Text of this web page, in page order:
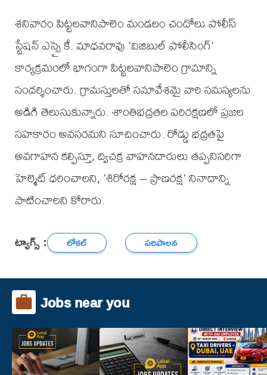
శనివారం పిట్టలవానిపాలెం మండలం చందోలు పోలీస్
స్టేషన్ ఎస్సై కే. మాధవరావు 'విజిబుల్ పోలీసింగ్'
కార్యక్రమంలో భాగంగా పిట్టలవానిపాలెం గ్రామాన్ని
సందర్శించారు. గ్రామస్తులతో సమావేశమై వారి సమస్యలను
అడిగి తెలుసుకున్నారు. శాంతిభద్రతల పరిరక్షణలో ప్రజల
సహకారం అవసరమని సూచించారు. రోడ్డు భద్రతపై
అవగాహన కల్పిస్తూ, ద్విచక్ర వాహనదారులు తప్పనిసరిగా
హెల్మెట్ ధరించాలని, 'శిరోరక్ష – ప్రాణరక్ష' నినాదాన్ని
పాటించాలని కోరారు.
ట్యాగ్స్ : లోకల్ పరిపాలన
Jobs near you